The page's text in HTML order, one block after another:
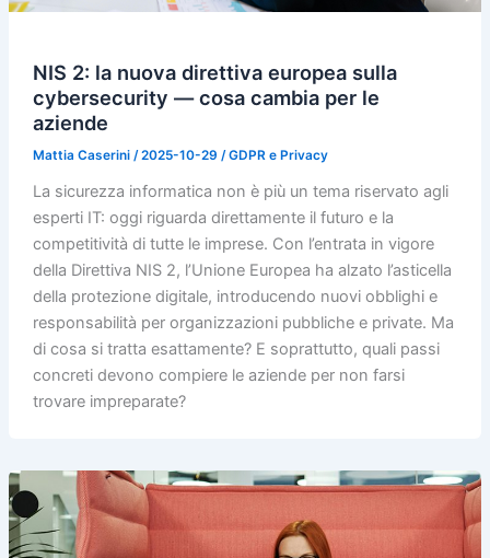
NIS 2: la nuova direttiva europea sulla
cybersecurity — cosa cambia per le
aziende
Mattia Caserini /2025-10-29 /GDPR e Privacy
La sicurezza informatica non è più un tema riservato agli
esperti IT: oggi riguarda direttamente il futuro e la
competitività di tutte le imprese. Con l’entrata in vigore
della Direttiva NIS 2, l’Unione Europea ha alzato l’asticella
della protezione digitale, introducendo nuovi obblighi e
responsabilità per organizzazioni pubbliche e private. Ma
di cosa si tratta esattamente? E soprattutto, quali passi
concreti devono compiere le aziende per non farsi
trovare impreparate?